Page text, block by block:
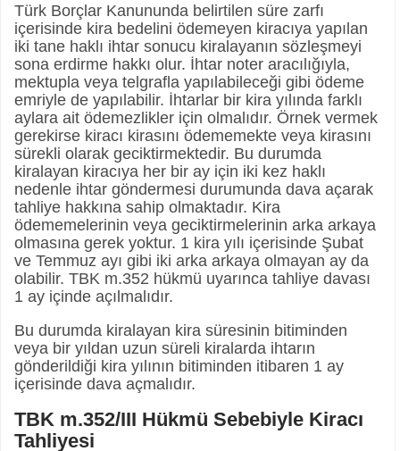
Türk Borçlar Kanununda belirtilen süre zarfı
içerisinde kira bedelini ödemeyen kiracıya yapılan
iki tane haklı ihtar sonucu kiralayanın sözleşmeyi
sona erdirme hakkı olur. İhtar noter aracılığıyla,
mektupla veya telgrafla yapılabileceği gibi ödeme
emriyle de yapılabilir. İhtarlar bir kira yılında farklı
aylara ait ödemezlikler için olmalıdır. Örnek vermek
gerekirse kiracı kirasını ödememekte veya kirasını
sürekli olarak geciktirmektedir. Bu durumda
kiralayan kiracıya her bir ay için iki kez haklı
nedenle ihtar göndermesi durumunda dava açarak
tahliye hakkına sahip olmaktadır. Kira
ödememelerinin veya geciktirmelerinin arka arkaya
olmasına gerek yoktur. 1 kira yılı içerisinde Şubat
ve Temmuz ayı gibi iki arka arkaya olmayan ay da
olabilir. TBK m.352 hükmü uyarınca tahliye davası
1 ay içinde açılmalıdır.
Bu durumda kiralayan kira süresinin bitiminden
veya bir yıldan uzun süreli kiralarda ihtarın
gönderildiği kira yılının bitiminden itibaren 1 ay
içerisinde dava açmalıdır.
TBK m.352/III Hükmü Sebebiyle Kiracı
Tahliyesi